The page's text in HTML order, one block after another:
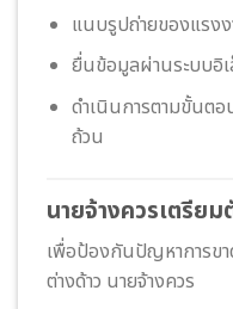
แนบรูปถ่ายของแรง
ยื่นข้อมูลผ่านระบบอิ
ดำเนินการตามขั้นต
ถ้วน
นายจ้างควรเตรียม
เพื่อป้องกันปัญหาการข
ต่างด้าว นายจ้างควร